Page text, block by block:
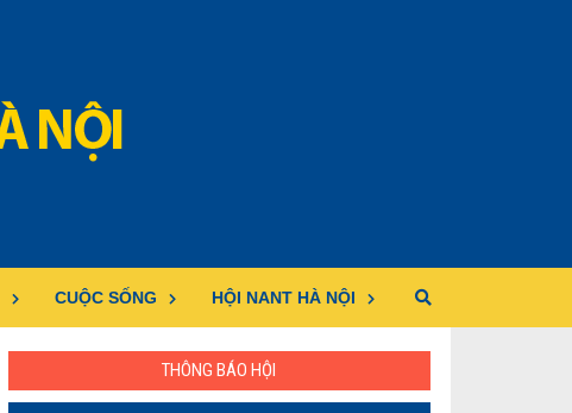
CUỘC SỐNG HỘI NANT HÀ NỘI
THÔNG BÁO HỘI